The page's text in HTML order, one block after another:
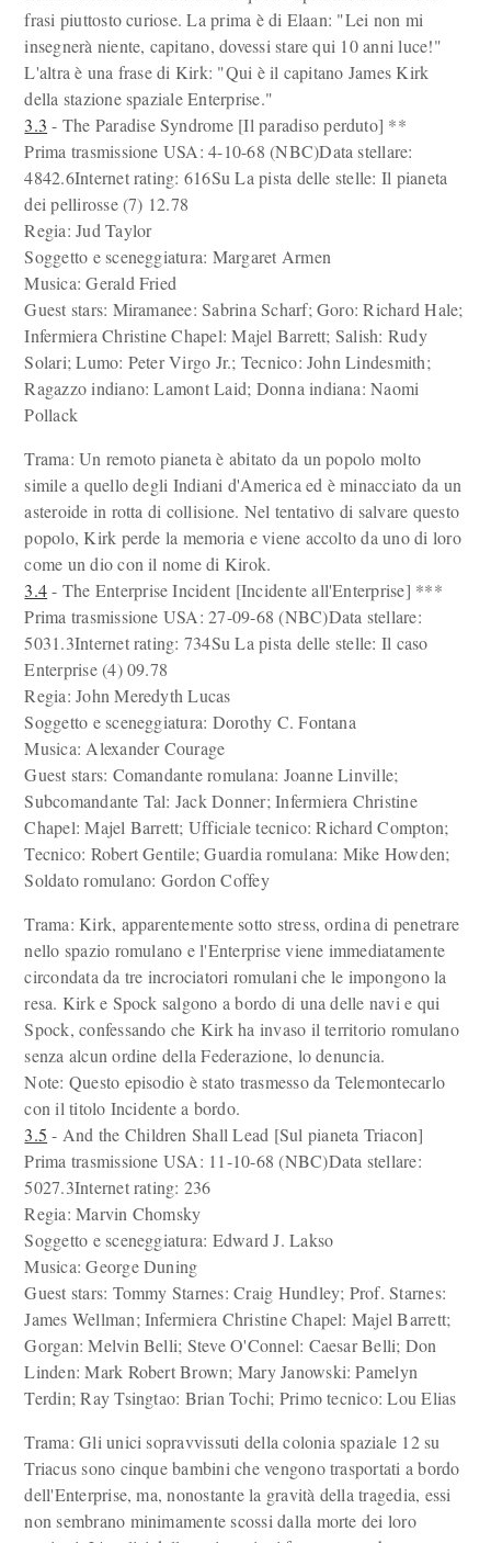
frasi piuttosto curiose. La prima è di Elaan: "Lei non mi
insegnerà niente, capitano, dovessi stare qui 10 anni luce!"
L'altra è una frase di Kirk: "Qui è il capitano James Kirk
della stazione spaziale Enterprise."
3.3 - The Paradise Syndrome [Il paradiso perduto] **
Prima trasmissione USA: 4-10-68 (NBC)Data stellare:
4842.6Internet rating: 616Su La pista delle stelle: Il pianeta
dei pellirosse (7) 12.78
Regia: Jud Taylor
Soggetto e sceneggiatura: Margaret Armen
Musica: Gerald Fried
Guest stars: Miramanee: Sabrina Scharf; Goro: Richard Hale;
Infermiera Christine Chapel: Majel Barrett; Salish: Rudy
Solari; Lumo: Peter Virgo Jr.; Tecnico: John Lindesmith;
Ragazzo indiano: Lamont Laid; Donna indiana: Naomi
Pollack
Trama: Un remoto pianeta è abitato da un popolo molto
simile a quello degli Indiani d'America ed è minacciato da un
asteroide in rotta di collisione. Nel tentativo di salvare questo
popolo, Kirk perde la memoria e viene accolto da uno di loro
come un dio con il nome di Kirok.
3.4- The Enterprise Incident [Incidente all'Enterprise] ***
Prima trasmissione USA: 27-09-68 (NBC)Data stellare:
5031.3Internet rating: 734Su La pista delle stelle: Il caso
Enterprise (4) 09.78
Regia: John Meredyth Lucas
Soggetto e sceneggiatura: Dorothy C. Fontana
Musica: Alexander Courage
Guest stars: Comandante romulana: Joanne Linville;
Subcomandante Tal: Jack Donner; Infermiera Christine
Chapel: Majel Barrett; Ufficiale tecnico: Richard Compton;
Tecnico: Robert Gentile; Guardia romulana: Mike Howden;
Soldato romulano: Gordon Coffey
Trama: Kirk, apparentemente sotto stress, ordina di penetrare
nello spazio romulano e l'Enterprise viene immediatamente
circondata da tre incrociatori romulani che le impongono la
resa. Kirk e Spock salgono a bordo di una delle navi e qui
Spock, confessando che Kirk ha invaso il territorio romulano
senza alcun ordine della Federazione, lo denuncia.
Note: Questo episodio è stato trasmesso da Telemontecarlo
con il titolo Incidente a bordo.
3.5 - And the Children Shall Lead [Sul pianeta Triacon]
Prima trasmissione USA: 11-10-68 (NBC)Data stellare:
5027.3Internet rating: 236
Regia: Marvin Chomsky
Soggetto e sceneggiatura: Edward J. Lakso
Musica: George Duning
Guest stars: Tommy Starnes: Craig Hundley; Prof. Starnes:
James Wellman; Infermiera Christine Chapel: Majel Barrett;
Gorgan: Melvin Belli; Steve O'Connel: Caesar Belli; Don
Linden: Mark Robert Brown; Mary Janowski: Pamelyn
Terdin; Ray Tsingtao: Brian Tochi; Primo tecnico: Lou Elias
Trama: Gli unici sopravvissuti della colonia spaziale 12 su
Triacus sono cinque bambini che vengono trasportati a bordo
dell'Enterprise, ma, nonostante la gravità della tragedia, essi
non sembrano minimamente scossi dalla morte dei loro